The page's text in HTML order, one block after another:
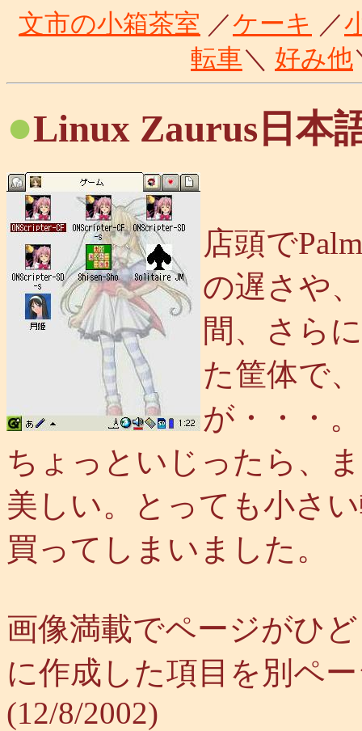
文市の小箱茶室 ／ケーキ ／
転車＼ 好み他
●Linux Zaurus日本
店頭で
の遅さや
間、さら
た筐体で
が・・・。
ちょっといじったら、
美しい。とっても小さ
買ってしまいました。
画像満載でページがひ
に作成した項目を別ペ
(12/8/2002)